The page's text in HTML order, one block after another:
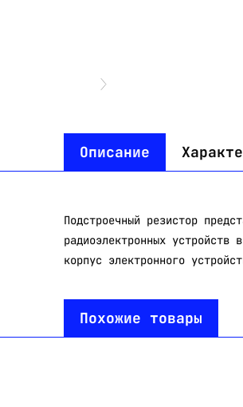
Описание
Подстроечный резистор
радиоэлектронных
корпус электронного
Похожие товары